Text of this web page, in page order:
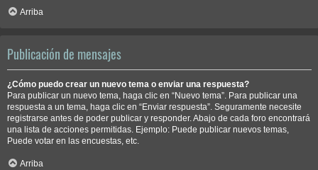
Arriba
Publicación de mensajes
¿Cómo puedo crear un nuevo tema o enviar una respuesta?
Para publicar un nuevo tema, haga clic en “Nuevo tema”. Para publicar una
respuesta a un tema, haga clic en “Enviar respuesta”. Seguramente necesite
registrarse antes de poder publicar y responder. Abajo de cada foro encontrará
una lista de acciones permitidas. Ejemplo: Puede publicar nuevos temas,
Puede votar en las encuestas, etc.
Arriba